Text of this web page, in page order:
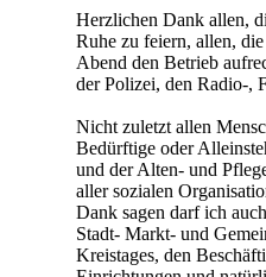
Herzlichen Dank allen,
Ruhe zu feiern, allen,
Abend den Betrieb
der Polizei, den Radio-,
Nicht zuletzt allen
Bedürftige oder
und der Alten- und
aller sozialen
Dank sagen darf ich
Stadt- Markt- und
Kreistages, den